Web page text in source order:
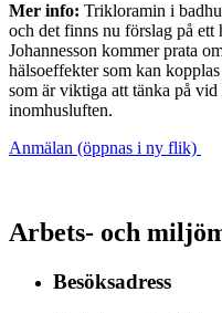
Mer info: Trikloramin i
och det finns nu förslag på ett
Johannesson kommer prata
hälsoeffekter som kan
som är viktiga att tänka på
inomhusluften.
Anmälan (öppnas i ny flik)
Arbets- och
Besöksadress